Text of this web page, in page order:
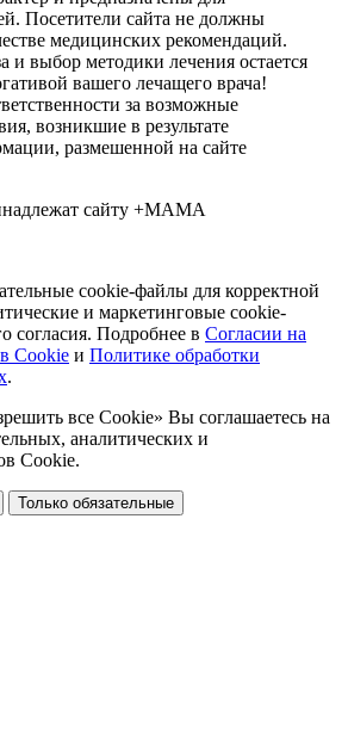
Посетители сайта не должны
медицинских рекомендаций.
и выбор методики лечения остается
вашего лечащего врача!
за возможные
возникшие в результате
размешенной на сайте
сайту +МАМА
cookie-файлы для корректной
и маркетинговые cookie-
согласия. Подробнее в Согласии на
Cookie и Политике обработки
.
все Cookie» Вы соглашаетесь на
аналитических и
Cookie.
Только обязательные